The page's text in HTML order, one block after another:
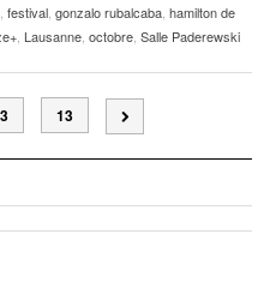
festival gonzalo rubalcaba hamilton de
Lausanne octobre Salle Paderewski
3 13